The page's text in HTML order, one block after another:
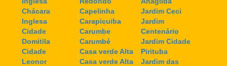
Chácara
Inglesa
Cidade
Domitila
Cidade
Leonor
Capelinha
Carapicuiba
Carumbe
Carumbé
Casa verde Alta
Casa verde Alta
Jardim Ceci
Jardim
Centenário
Jardim Cidade
Pirituba
Jardim das